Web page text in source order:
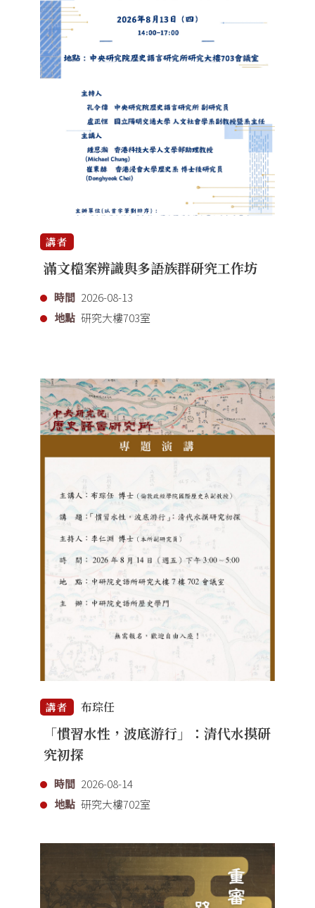
講者
滿文檔案辨識與多語族群研究工作坊
時間 2026-08-13
地點 研究大樓703室
講者 布琮任
「慣習水性，波底游行」：清代水摸研
究初探
時間 2026-08-14
地點 研究大樓702室